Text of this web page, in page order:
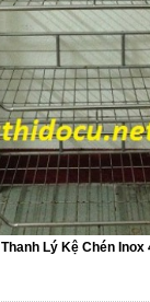
Thanh Lý Kệ Chén Inox